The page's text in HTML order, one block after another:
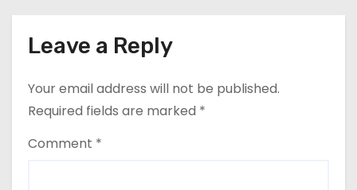
Leave a Reply
Your email address will not be published.
Required fields are marked *
Comment *